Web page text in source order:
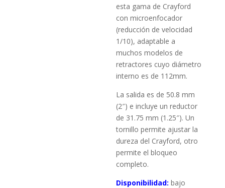
esta gama de Crayford
con microenfocador
(reducción de velocidad
1/10), adaptable a
muchos modelos de
retractores cuyo diámetro
interno es de 112mm.
La salida es de 50.8 mm
(2″) e incluye un reductor
de 31.75 mm (1.25″). Un
tornillo permite ajustar la
dureza del Crayford, otro
permite el bloqueo
completo.
Disponibilidad: bajo